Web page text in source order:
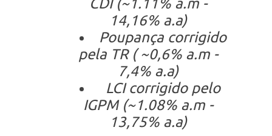
14,16% a.a)
Poupança corrigido
pela TR ( ~0,6% a.m -
7,4% a.a)
LCI corrigido pelo
IGPM (~1.08% a.m -
13,75% a.a)